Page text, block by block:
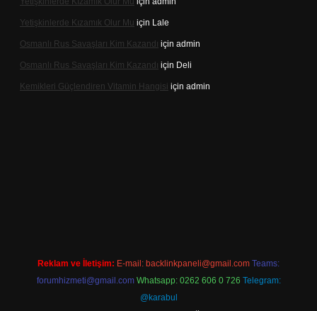
Yetişkinlerde Kızamık Olur Mu için Lale
Osmanlı Rus Savaşları Kim Kazandı için admin
Osmanlı Rus Savaşları Kim Kazandı için Deli
Kemikleri Güçlendiren Vitamin Hangisi için admin
Reklam ve İletişim: E-mail: backlinkpaneli@gmail.com Teams:
forumhizmeti@gmail.com Whatsapp: 0262 606 0 726 Telegram:
@karabul